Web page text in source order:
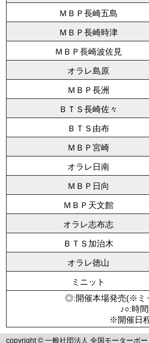
ＭＢＰ長崎五島
ＭＢＰ長崎時津
ＭＢＰ長崎波佐見
オラレ島原
ＭＢＰ長洲
ＢＴＳ長崎佐々
ＢＴＳ由布
ＭＢＰ宮崎
オラレ日南
ＭＢＰ日向
ＭＢＰ天文館
オラレ志布志
ＢＴＳ加治木
オラレ徳山
ミニット
◎:開催本場発売(※ミ
♪○:時
※開催日
copyright © 一般社団法人 全国モーターボ